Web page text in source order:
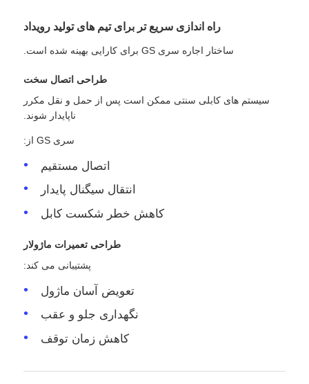
راه اندازی سریع تر برای تیم های تولید رویداد
ساختار اجاره سری GS برای کارایی بهینه شده است.
طراحی اتصال سخت
سیستم های کابلی سنتی ممکن است پس از حمل و نقل مکرر
ناپایدار شوند.
سری GS از:
اتصال مستقیم
انتقال سیگنال پایدار
کاهش خطر شکست کابل
طراحی تعمیرات ماژولار
پشتیبانی می کند:
تعویض آسان ماژول
نگهداری جلو و عقب
کاهش زمان توقف